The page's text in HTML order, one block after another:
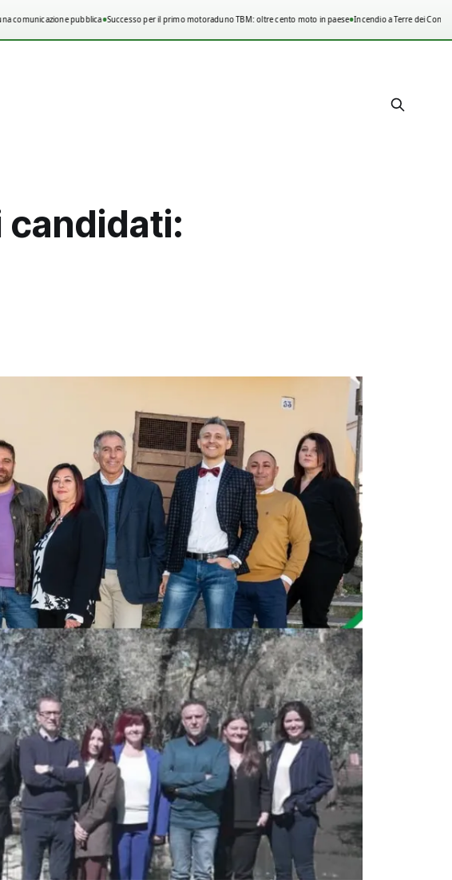
comunicazione pubblica•Successo per il primo motoraduno TBM: oltre cento moto in paese•Incendio a Terre dei
candidati: